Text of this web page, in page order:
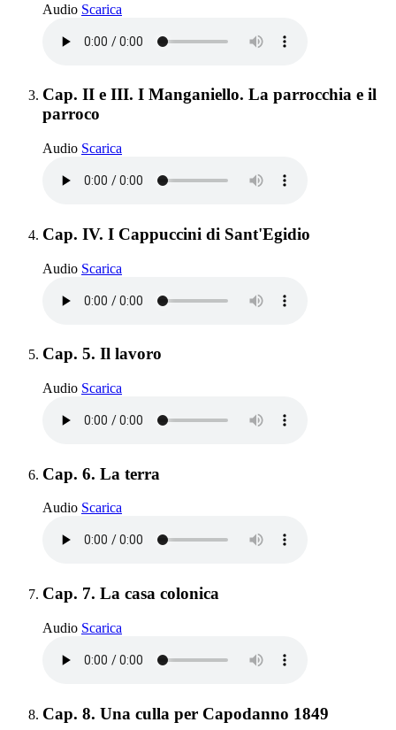
Audio Scarica
Elemento 3:
Cap. II e III. I Manganiello. La parrocchia e il
parroco
Audio Scarica
Elemento 4:
Cap. IV. I Cappuccini di Sant'Egidio
Audio Scarica
Elemento 5:
Cap. 5. Il lavoro
Audio Scarica
Elemento 6:
Cap. 6. La terra
Audio Scarica
Elemento 7:
Cap. 7. La casa colonica
Audio Scarica
Elemento 8:
Cap. 8. Una culla per Capodanno 1849